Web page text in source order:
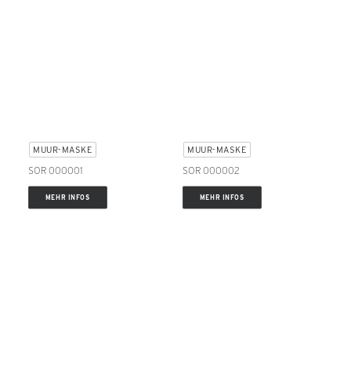
MUUR-MASKE
SOR 000001
MEHR INFOS
MUUR-MASKE
SOR 000002
MEHR INFOS